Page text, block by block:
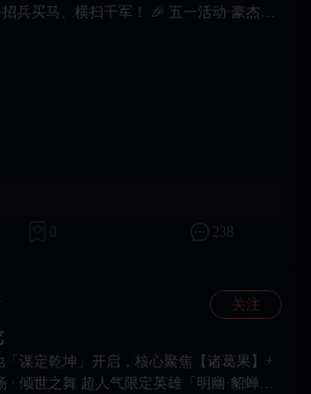
扫千军！ 🎉 五一活动·豪杰必
录签到
将碎片！ 🎊 五一嘉年华｜赢
领取礼包。愿你在解禁无双的三国世界
，坐拥江山美人。祝各位主公假期愉快，
238
关注